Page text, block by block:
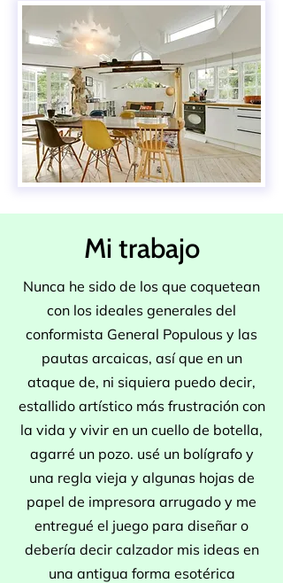
Mi trabajo
Nunca he sido de los que coquetean
con los ideales generales del
conformista General Populous y las
pautas arcaicas, así que en un
ataque de, ni siquiera puedo decir,
estallido artístico más frustración con
la vida y vivir en un cuello de botella,
agarré un pozo. usé un bolígrafo y
una regla vieja y algunas hojas de
papel de impresora arrugado y me
entregué el juego para diseñar o
debería decir calzador mis ideas en
una antigua forma esotérica